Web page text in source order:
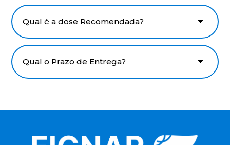
Qual é a dose Recomendada?
Qual o Prazo de Entrega?